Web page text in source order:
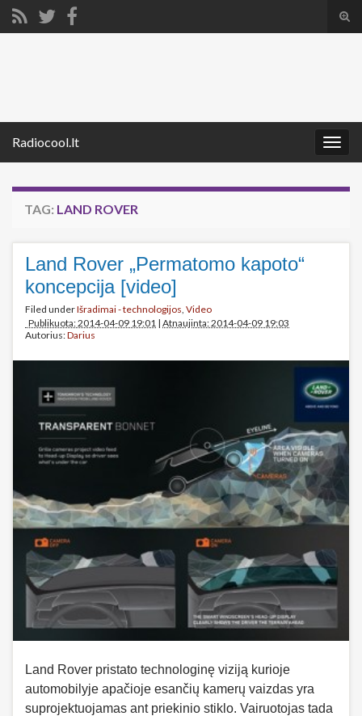
Radiocool.lt
TAG: LAND ROVER
Land Rover „Permatomo kapoto“
koncepcija [video]
Filed underIšradimai - technologijos, Video
Publikuota: 2014-04-09 19:01 | Atnaujinta: 2014-04-09 19:03
Autorius:Darius
Land Rover pristato technologinę viziją kurioje
automobilyje apačioje esančių kamerų vaizdas yra
suprojektuojamas ant priekinio stiklo. Vairuotojas tada